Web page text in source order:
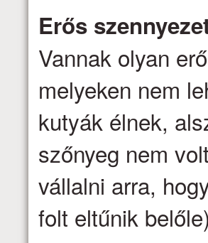
Erős
Vannak olyan
melyeken nem
kutyák élnek,
szőnyeg nem
vállalni arra,
folt eltűnik belőle)